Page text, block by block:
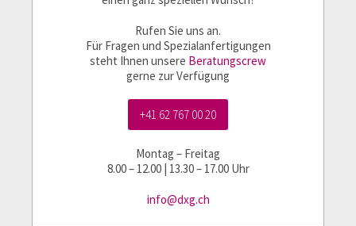
Rufen Sie uns an.
Für Fragen und Spezialanfertigungen
steht Ihnen unsere Beratungscrew
gerne zur Verfügung
+41 62 767 00 20
Montag – Freitag
8.00 – 12.00 | 13.30 – 17.00 Uhr
info@dxg.ch